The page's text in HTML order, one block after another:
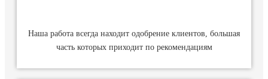
Наша работа всегда находит одобрение клиентов, большая
часть которых приходит по рекомендациям